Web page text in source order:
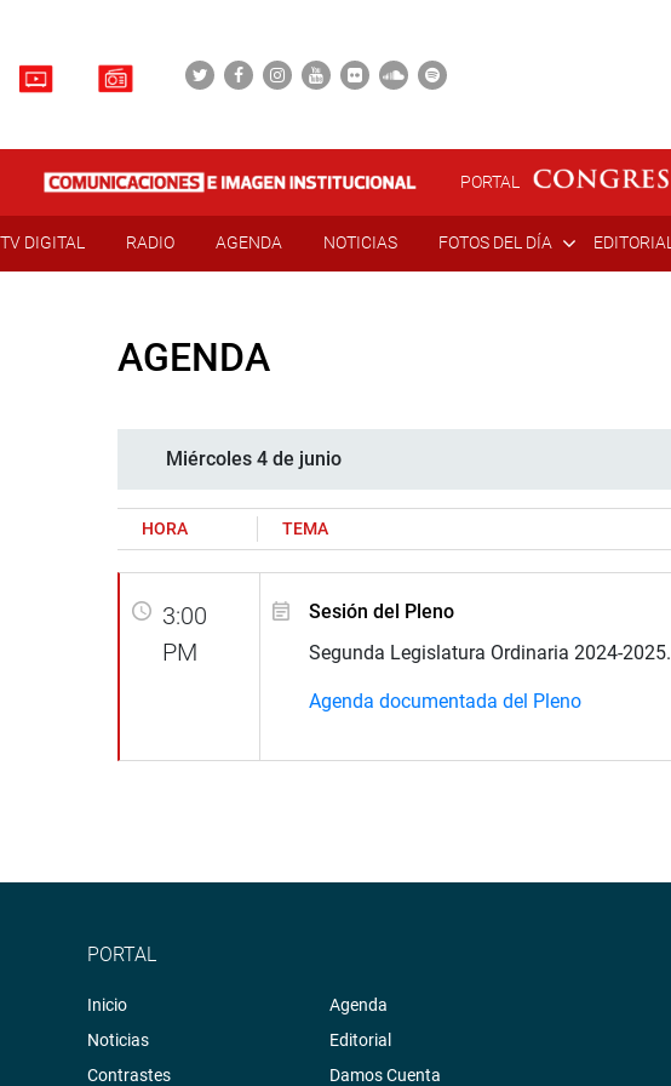
PORTAL
TV DIGITAL RADIO AGENDA NOTICIAS FOTOS DEL DÍA EDITORIAL
AGENDA
Miércoles 4 de junio
HORA TEMA
3:00
PM
Sesión del Pleno
Segunda Legislatura Ordinaria 2024-2025.
Agenda documentada del Pleno
PORTAL
Inicio
Noticias
Contrastes
Agenda
Editorial
Damos Cuenta